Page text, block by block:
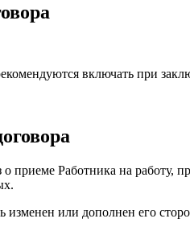
включать при
о приеме Работника на
изменен или дополнен его